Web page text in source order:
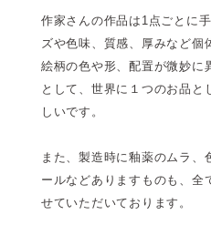
作家さんの作品は1点ごとに
ズや色味、質感、厚みなど個
絵柄の色や形、配置が微妙に
として、世界に１つのお品と
しいです。
また、製造時に釉薬のムラ、
ールなどありますものも、全
せていただいております。